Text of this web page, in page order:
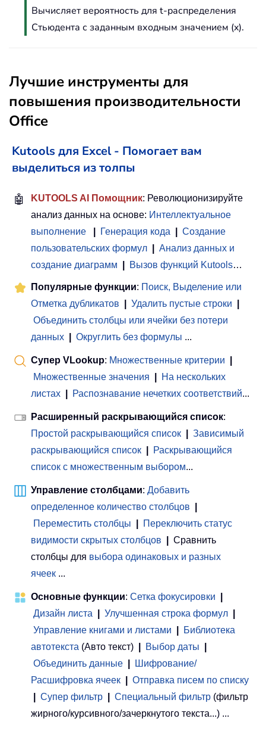
Вычисляет вероятность для t-распределения
Стьюдента с заданным входным значением (x).
Лучшие инструменты для
повышения производительности
Office
Kutools для Excel - Помогает вам
выделиться из толпы
🤖 KUTOOLS AI Помощник: Революционизируйте
анализ данных на основе: Интеллектуальное
выполнение
Генерация кода
Создание
пользовательских формул
Анализ данных и
создание диаграмм
Вызов функций Kutools…
Популярные функции: Поиск, Выделение или
Отметка дубликатов
Удалить пустые строки
Объединить столбцы или ячейки без потери
данных
Округлить без формулы ...
Супер VLookup: Множественные критерии
Множественные значения
На нескольких
листах
Распознавание нечетких соответствий...
Расширенный раскрывающийся список:
Простой раскрывающийся список
Зависимый
раскрывающийся список
Раскрывающийся
список с множественным выбором...
Управление столбцами: Добавить
определенное количество столбцов
Переместить столбцы
Переключить статус
видимости скрытых столбцов
Сравнить
столбцы для выбора одинаковых и разных
ячеек ...
Основные функции: Сетка фокусировки
Дизайн листа
Улучшенная строка формул
Управление книгами и листами
Библиотека
автотекста (Авто текст) Выбор даты
Объединить данные
Шифрование/
Расшифровка ячеек
Отправка писем по списку
Супер фильтр Специальный фильтр (фильтр
жирного/курсивного/зачеркнутого текста...) ...